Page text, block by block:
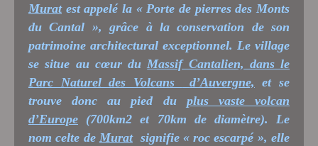
Muratest appelé la « Porte de pierres des Monts
du Cantal », grâce à la conservation de son
patrimoine architectural exceptionnel. Le village
se situe au cœur du Massif Cantalien, dans le
Parc Naturel des Volcans
d’Auvergne, et se
trouve donc au pied du plus vaste volcan
d’Europe (700km2 et 70km de diamètre). Le
nom celte de Muratsignifie « roc escarpé », elle